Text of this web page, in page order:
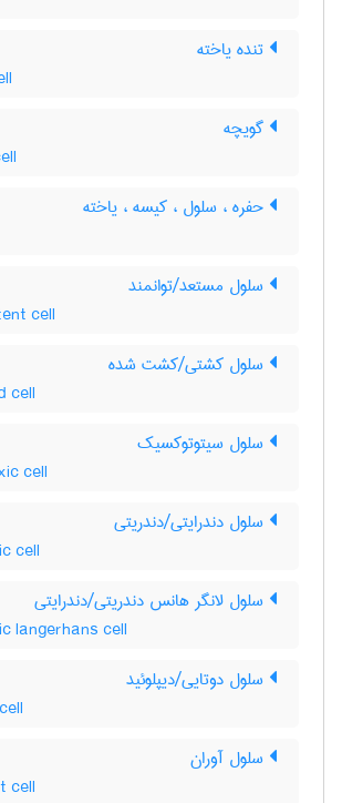
تنده یاخته
گویچه
حفره ، سلول ، کیسه ، یاخته
سلول مستعد/توانمند
cell
سلول کشتی/کشت شده
cell
سلول سیتوتوکسیک
cell
سلول دندرایتی/دندریتی
cell
سلول لانگر هانس دندریتی/دندرایتی
langerhans cell
سلول دوتایی/دیپلوئید
سلول آوران
cell